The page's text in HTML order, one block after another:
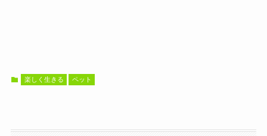
楽しく生きる ペット